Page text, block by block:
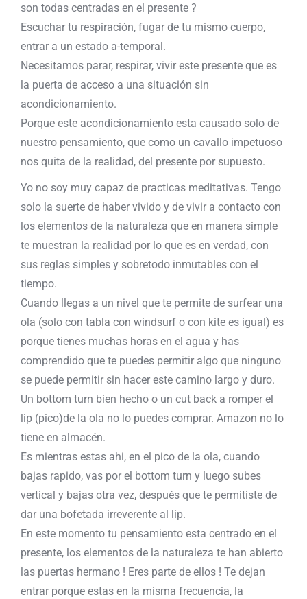
son todas centradas en el presente ?
Escuchar tu respiración, fugar de tu mismo cuerpo,
entrar a un estado a-temporal.
Necesitamos parar, respirar, vivir este presente que es
la puerta de acceso a una situación sin
acondicionamiento.
Porque este acondicionamiento esta causado solo de
nuestro pensamiento, que como un cavallo impetuoso
nos quita de la realidad, del presente por supuesto.
Yo no soy muy capaz de practicas meditativas. Tengo
solo la suerte de haber vivido y de vivir a contacto con
los elementos de la naturaleza que en manera simple
te muestran la realidad por lo que es en verdad, con
sus reglas simples y sobretodo inmutables con el
tiempo.
Cuando llegas a un nivel que te permite de surfear una
ola (solo con tabla con windsurf o con kite es igual) es
porque tienes muchas horas en el agua y has
comprendido que te puedes permitir algo que ninguno
se puede permitir sin hacer este camino largo y duro.
Un bottom turn bien hecho o un cut back a romper el
lip (pico)de la ola no lo puedes comprar. Amazon no lo
tiene en almacén.
Es mientras estas ahi, en el pico de la ola, cuando
bajas rapido, vas por el bottom turn y luego subes
vertical y bajas otra vez, después que te permitiste de
dar una bofetada irreverente al lip.
En este momento tu pensamiento esta centrado en el
presente, los elementos de la naturaleza te han abierto
las puertas hermano ! Eres parte de ellos ! Te dejan
entrar porque estas en la misma frecuencia, la